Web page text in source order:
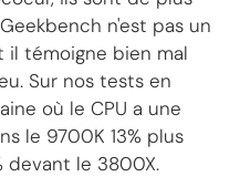
n'est pas un
il témoigne bien mal
Sur nos tests en
où le CPU a une
le 9700K 13% plus
devant le 3800X.